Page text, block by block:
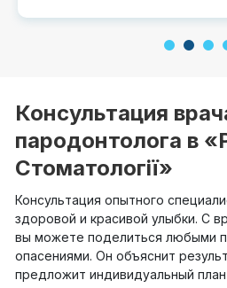
Консультация
пародонтолога в
Стоматології»
Консультация опытного
здоровой и красивой улыбки. С
вы можете поделиться любыми
опасениями. Он объяснит
предложит индивидуальный